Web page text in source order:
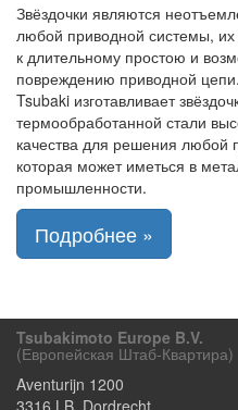
Звёздочки являются
любой приводной системы, их
к длительному простою и
повреждению приводной
Tsubaki изготавливает
термообработанной стали
качества для решения любой
которая может иметься в
промышленности.
Подробнее »
Tsubakimoto Europe B.V.
(европейская Штаб-Квартира)
Aventurijn 1200
3316 LB Dordrecht